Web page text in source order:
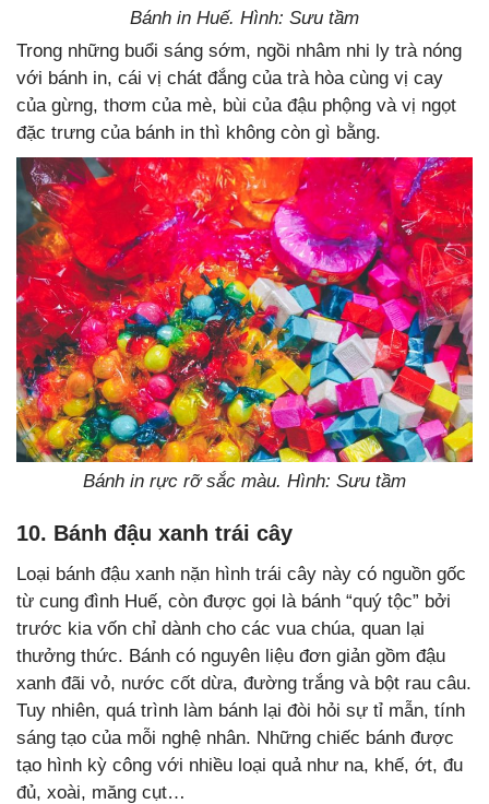
Bánh in Huế. Hình: Sưu tầm
Trong những buổi sáng sớm, ngồi nhâm nhi ly trà nóng
với bánh in, cái vị chát đắng của trà hòa cùng vị cay
của gừng, thơm của mè, bùi của đậu phộng và vị ngọt
đặc trưng của bánh in thì không còn gì bằng.
Bánh in rực rỡ sắc màu. Hình: Sưu tầm
10. Bánh đậu xanh trái cây
Loại bánh đậu xanh nặn hình trái cây này có nguồn gốc
từ cung đình Huế, còn được gọi là bánh “quý tộc” bởi
trước kia vốn chỉ dành cho các vua chúa, quan lại
thưởng thức. Bánh có nguyên liệu đơn giản gồm đậu
xanh đãi vỏ, nước cốt dừa, đường trắng và bột rau câu.
Tuy nhiên, quá trình làm bánh lại đòi hỏi sự tỉ mẫn, tính
sáng tạo của mỗi nghệ nhân. Những chiếc bánh được
tạo hình kỳ công với nhiều loại quả như na, khế, ớt, đu
đủ, xoài, măng cụt…